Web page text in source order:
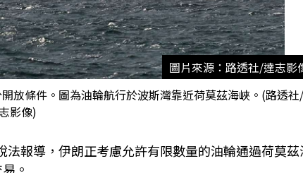
圖片來源：路透社/達志影
放條件。圖為油輪航行於波斯灣靠近荷莫茲海峽。(路透
影像)
報導，伊朗正考慮允許有限數量的油輪通過荷莫茲
。